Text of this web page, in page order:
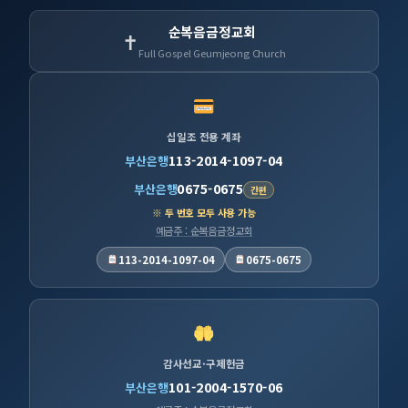
✝ 순복음금정교회
Full Gospel Geumjeong Church
십일조 전용 계좌
부산은행113-2014-1097-04
부산은행0675-0675 간편
※ 두 번호 모두 사용 가능
예금주 : 순복음금정교회
113-2014-1097-04
0675-0675
감사선교·구제헌금
부산은행101-2004-1570-06